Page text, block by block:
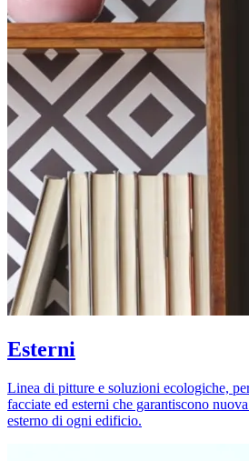
Esterni
Linea di pitture e soluzioni ecologiche,
facciate ed esterni che garantiscono
esterno di ogni edificio.